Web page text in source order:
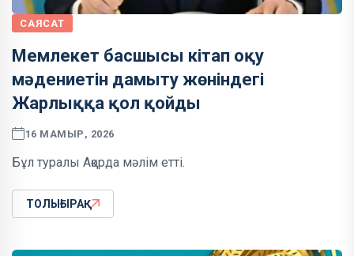
САЯСАТ
Мемлекет басшысы кітап оқу
мәдениетін дамыту жөніндегі
Жарлыққа қол қойды
16 МАМЫР, 2026
Бұл туралы Ақорда мәлім етті.
ТОЛЫҒЫРАҚ